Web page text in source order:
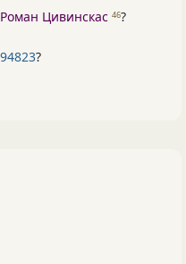
Роман Цивинскас 46?
?